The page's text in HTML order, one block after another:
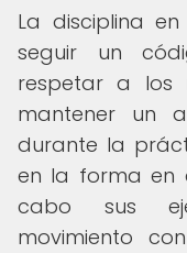
La disciplina
seguir un
respetar a los
mantener un
durante la
en la forma en
cabo sus
movimiento